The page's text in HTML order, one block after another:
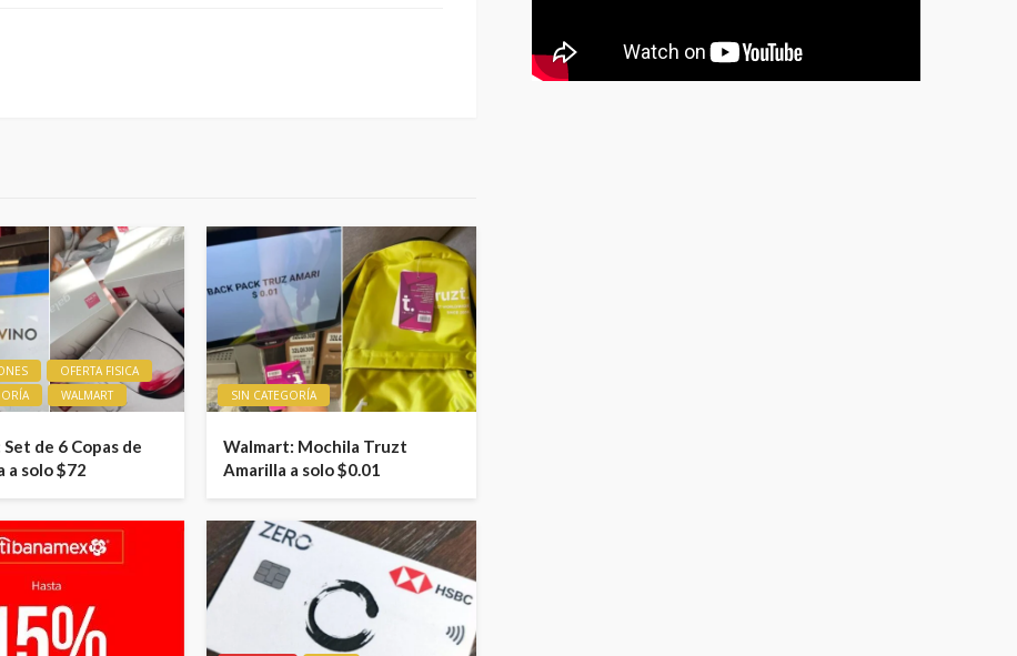
OFERTA FISICA
WALMART
de 6 Copas de
a solo $72
SIN CATEGORÍA
Walmart: Mochila Truzt
Amarilla a solo $0.01